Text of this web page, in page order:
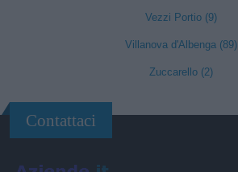
Vezzi Portio (9)
Villanova d'Albenga (89)
Zuccarello (2)
Contattaci